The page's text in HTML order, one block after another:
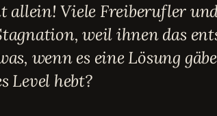
allein! Viele Freiberufler
weil ihnen das
wenn es eine Lösung
Level hebt?